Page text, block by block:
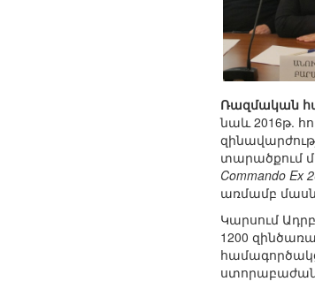
Ռազմական
նաև 2016թ.
տարածքում
Commando Ex
առմամբ
Կարսում
1200